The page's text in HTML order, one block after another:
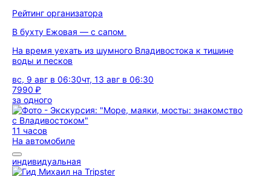
Рейтинг организатора
В бухту Ежовая — с сапом
На время уехать из шумного Владивостока к тишине
воды и песков
вс, 9 авг в 06:30чт, 13 авг в 06:30
7990 ₽
за одного
11 часов
На автомобиле
индивидуальная